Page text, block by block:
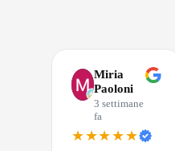
Miria
Paoloni
3 settimane
fa
★★★★★